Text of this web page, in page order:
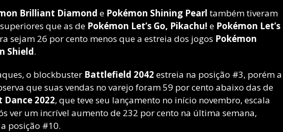
Brilliant Diamond e Pokémon Shining Pearl também tiveram
que as de Pokémon Let’s Go, Pikachu! e Pokémon Let’s
sejam 26 por cento menos que a estreia dos jogos Pokémon
Shield.
o blockbuster Battlefield 2042 estreia na posição #3, porém a
que suas vendas no varejo foram 59 por cento abaixo das de
Dance 2022, que teve seu lançamento no início novembro, escala
ver um incrível aumento de 232 por cento na última semana,
posição #10.